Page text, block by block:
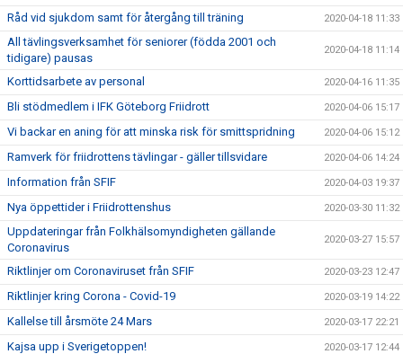
Råd vid sjukdom samt för återgång till träning 2020-04-18 11:33
All tävlingsverksamhet för seniorer (födda 2001 och
tidigare) pausas
2020-04-18 11:14
Korttidsarbete av personal 2020-04-16 11:35
Bli stödmedlem i IFK Göteborg Friidrott 2020-04-06 15:17
Vi backar en aning för att minska risk för smittspridning 2020-04-06 15:12
Ramverk för friidrottens tävlingar - gäller tillsvidare 2020-04-06 14:24
Information från SFIF 2020-04-03 19:37
Nya öppettider i Friidrottenshus 2020-03-30 11:32
Uppdateringar från Folkhälsomyndigheten gällande
Coronavirus
2020-03-27 15:57
Riktlinjer om Coronaviruset från SFIF 2020-03-23 12:47
Riktlinjer kring Corona - Covid-19 2020-03-19 14:22
Kallelse till årsmöte 24 Mars 2020-03-17 22:21
Kajsa upp i Sverigetoppen! 2020-03-17 12:44